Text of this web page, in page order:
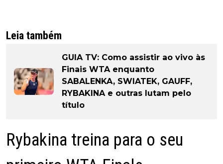
Leia também
GUIA TV: Como assistir ao vivo às
Finais WTA enquanto
SABALENKA, SWIATEK, GAUFF,
RYBAKINA e outras lutam pelo
título
Rybakina treina para o seu